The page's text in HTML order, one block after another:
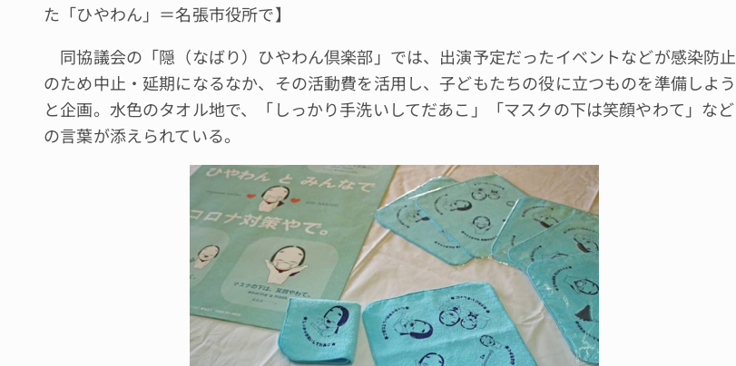
た「ひやわん」＝名張市役所で】
同協議会の「隠（なばり）ひやわん倶楽部」では、出演予定だったイベントなどが感染防止
のため中止・延期になるなか、その活動費を活用し、子どもたちの役に立つものを準備しよう
と企画。水色のタオル地で、「しっかり手洗いしてだあこ」「マスクの下は笑顔やわて」など
の言葉が添えられている。